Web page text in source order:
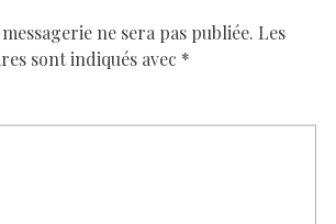
ne sera pas publiée. Les
sont indiqués avec *